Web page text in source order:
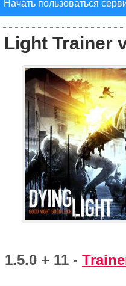
Начать пользоваться
Trainer
+ 11 -